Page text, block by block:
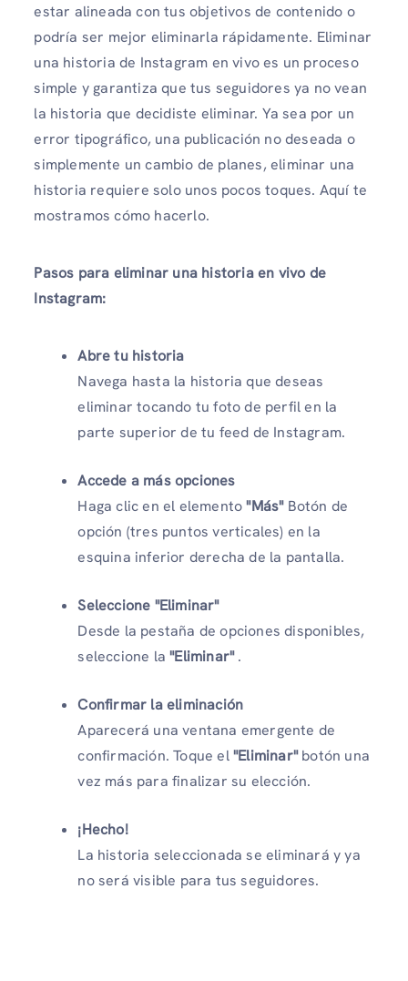
estar alineada con tus objetivos de contenido o
podría ser mejor eliminarla rápidamente. Eliminar
una historia de Instagram en vivo es un proceso
simple y garantiza que tus seguidores ya no vean
la historia que decidiste eliminar. Ya sea por un
error tipográfico, una publicación no deseada o
simplemente un cambio de planes, eliminar una
historia requiere solo unos pocos toques. Aquí te
mostramos cómo hacerlo.
Pasos para eliminar una historia en vivo de
Instagram:
Abre tu historia
Navega hasta la historia que deseas
eliminar tocando tu foto de perfil en la
parte superior de tu feed de Instagram.
Accede a más opciones
Haga clic en el elemento"Más"Botón de
opción (tres puntos verticales) en la
esquina inferior derecha de la pantalla.
Seleccione "Eliminar"
Desde la pestaña de opciones disponibles,
seleccione la"Eliminar".
Confirmar la eliminación
Aparecerá una ventana emergente de
confirmación. Toque el"Eliminar"botón una
vez más para finalizar su elección.
¡Hecho!
La historia seleccionada se eliminará y ya
no será visible para tus seguidores.